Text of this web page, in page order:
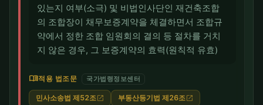
있는지 여부(소극) 및 비법인사단인 재건축조합
의 조합장이 채무보증계약을 체결하면서 조합규
약에서 정한 조합 임원회의 결의 등 절차를 거치
지 않은 경우, 그 보증계약의 효력(원칙적 유효)
menu_book적용 법조문 국가법령정보센터
민사소송법 제52조open_in_new 부동산등기법 제26조open_in_new